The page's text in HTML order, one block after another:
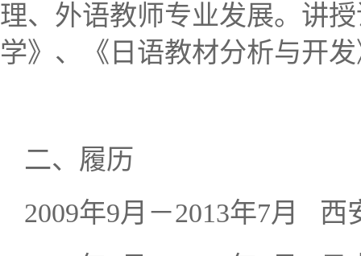
理、外语教师专业发展。讲
学》、《日语教材分析与开
二、 履历
2009年9月－2013年7月
西